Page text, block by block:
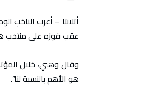
عقب فوزه على منتخب هايتي بنتيجة 4-2، مؤكداً أن هذا الإنجاز جاء
وقال وهبي، خلال
هو الأهم بالنسبة لنا”.